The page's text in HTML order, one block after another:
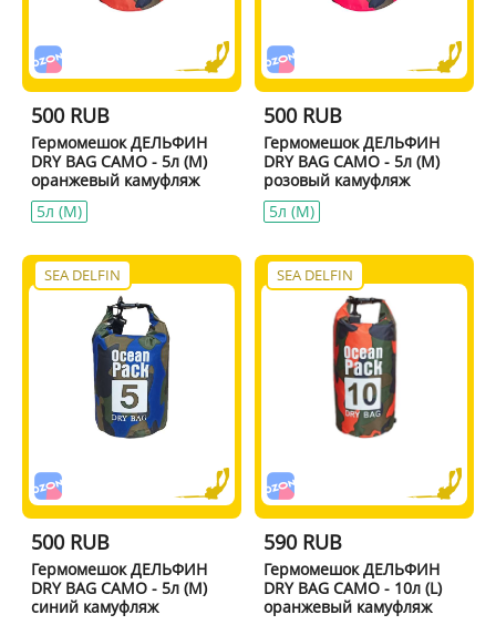
500 RUB
Гермомешок ДЕЛЬФИН
DRY BAG CAMO - 5л (M)
оранжевый камуфляж
5л (M)
500 RUB
Гермомешок ДЕЛЬФИН
DRY BAG CAMO - 5л (M)
розовый камуфляж
5л (M)
SEA DELFIN
500 RUB
Гермомешок ДЕЛЬФИН
DRY BAG CAMO - 5л (M)
синий камуфляж
SEA DELFIN
590 RUB
Гермомешок ДЕЛЬФИН
DRY BAG CAMO - 10л (L)
оранжевый камуфляж